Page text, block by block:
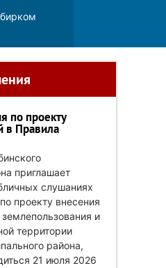
по проекту
в Правила
приглашает
слушаниях
проекту внесения
и
территории
района,
21 июля 2026